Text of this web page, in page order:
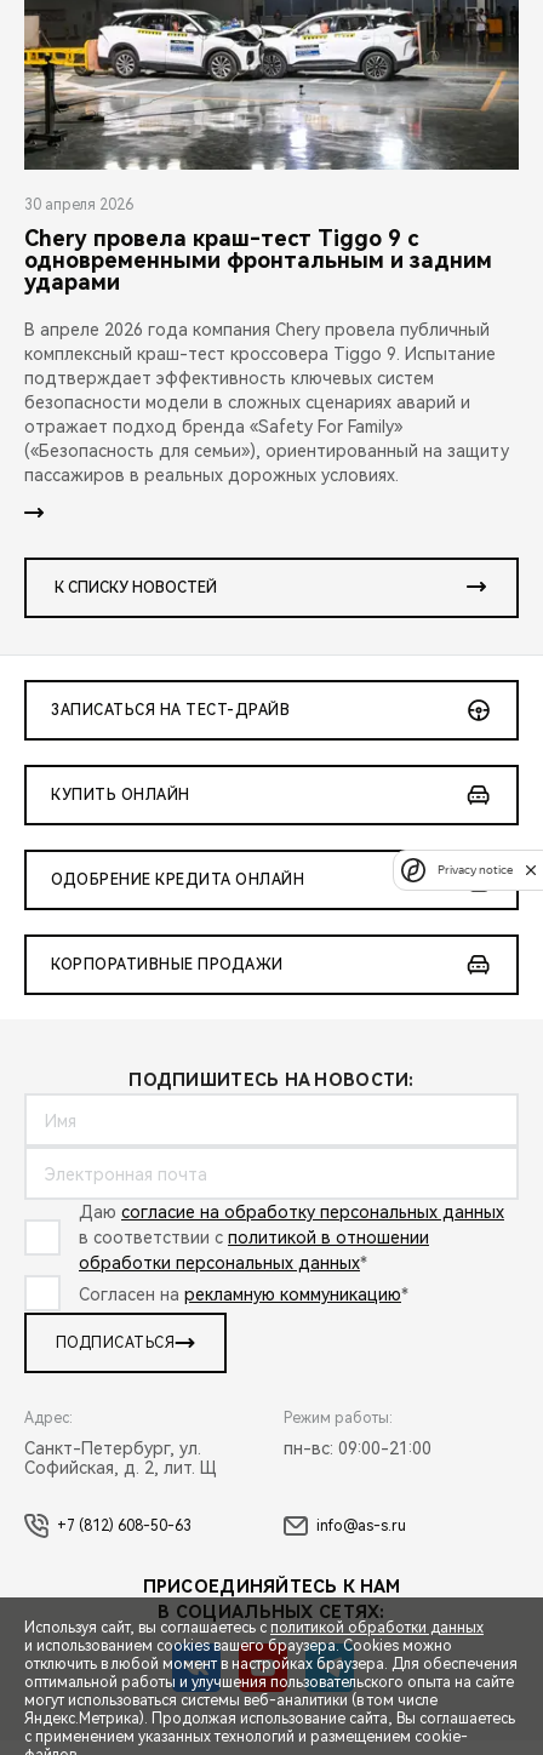
СПЕЦПРЕДЛОЖЕНИЯ
30 апреля 2026
Chery провела краш-тест Tiggo 9 с
одновременными фронтальным и задним
ударами
В апреле 2026 года компания Chery провела публичный
комплексный краш-тест кроссовера Tiggo 9. Испытание
подтверждает эффективность ключевых систем
безопасности модели в сложных сценариях аварий и
отражает подход бренда «Safety For Family»
(«Безопасность для семьи»), ориентированный на защиту
пассажиров в реальных дорожных условиях.
К СПИСКУ НОВОСТЕЙ
ЗАПИСАТЬСЯ НА ТЕСТ-ДРАЙВ
КУПИТЬ ОНЛАЙН
ОДОБРЕНИЕ КРЕДИТА ОНЛАЙН
КОРПОРАТИВНЫЕ ПРОДАЖИ
ПОДПИШИТЕСЬ НА НОВОСТИ:
Даю согласие на обработку персональных данных
в соответствии с политикой в отношении
обработки персональных данных*
Согласен на рекламную коммуникацию*
ПОДПИСАТЬСЯ
Адрес:
Санкт-Петербург, ул.
Софийская, д. 2, лит. Щ
Режим работы:
пн-вс: 09:00-21:00
+7 (812) 608-50-63 info@as-s.ru
ПРИСОЕДИНЯЙТЕСЬ К НАМ
В СОЦИАЛЬНЫХ СЕТЯХ:
Используя сайт, вы соглашаетесь с политикой обработки данных
и использованием cookies вашего браузера. Cookies можно
отключить в любой момент в настройках браузера. Для обеспечения
оптимальной работы и улучшения пользовательского опыта на сайте
могут использоваться системы веб-аналитики (в том числе
Яндекс.Метрика). Продолжая использование сайта, Вы соглашаетесь
с применением указанных технологий и размещением cookie-
Privacy notice